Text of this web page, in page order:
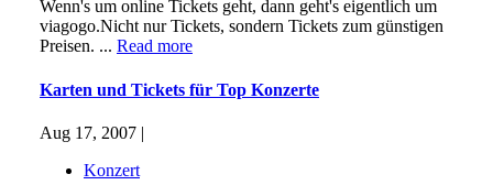
Wenn's um online Tickets geht, dann geht's eigentlich um
viagogo.Nicht nur Tickets, sondern Tickets zum günstigen
Preisen. ... Read more
Karten und Tickets für Top Konzerte
Aug 17, 2007 |
Konzert